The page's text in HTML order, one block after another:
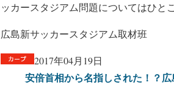
ッカースタジアム問題についてはひと
広島新サッカースタジアム取材班
2017年04月19日
安倍首相から名指しされた！？